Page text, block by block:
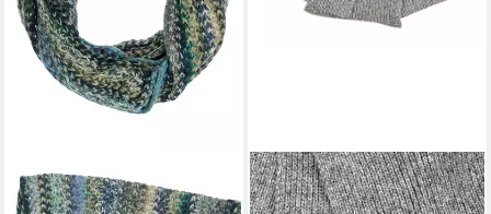
COLLEZIONE ALESSANDRO
Strickschal Strickloop, (1-St),
CAPO
Strickschal, Melange-Optik,